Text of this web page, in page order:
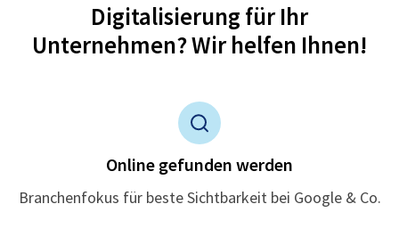
Digitalisierung für Ihr
Unternehmen? Wir helfen Ihnen!
Online gefunden werden
Branchenfokus für beste Sichtbarkeit bei Google & Co.